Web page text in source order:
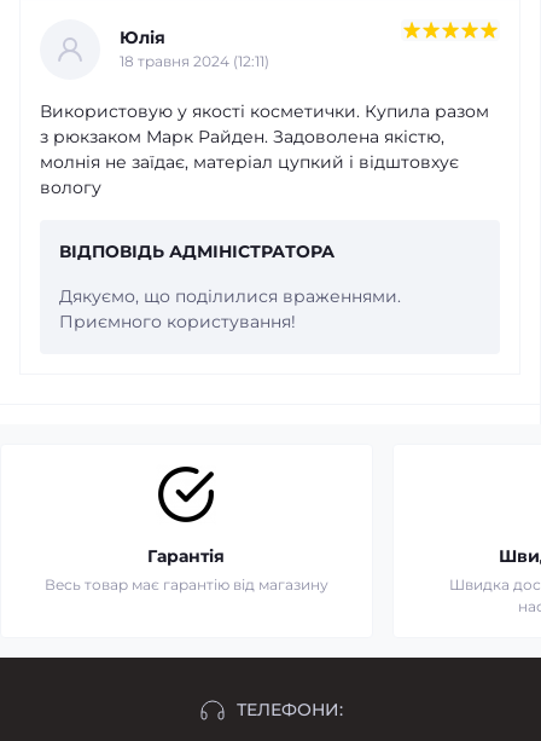
Юлія
18 травня 2024 (12:11)
Використовую у якості косметички. Купила разом
з рюкзаком Марк Райден. Задоволена якістю,
молнія не заїдає, матеріал цупкий і відштовхує
вологу
ВІДПОВІДЬ АДМІНІСТРАТОРА
Дякуємо, що поділилися враженнями.
Приємного користування!
Гарантія
Весь товар має гарантію від магазину
Швидка
ТЕЛЕФОНИ: